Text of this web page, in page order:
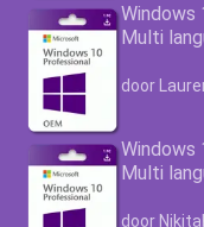
Windows
Multi
door
Windows
Multi
door